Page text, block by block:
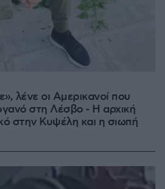
λένε οι Αμερικανοί που
στη Λέσβο - Η αρχική
στην Κυψέλη και η σιωπή